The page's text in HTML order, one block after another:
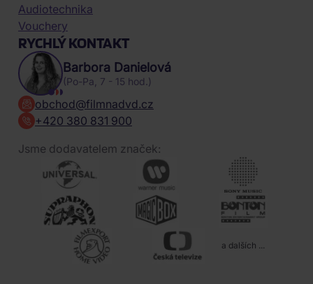
Audiotechnika
Vouchery
RYCHLÝ KONTAKT
Barbora Danielová
(Po-Pa, 7 - 15 hod.)
obchod@filmnadvd.cz
+420 380 831 900
Jsme dodavatelem značek:
a dalších ...